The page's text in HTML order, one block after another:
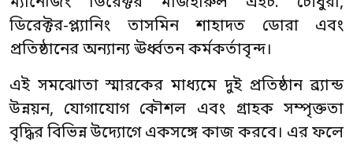
ডিরেক্টর-প্ল্যানিং তাসমিন শাহাদত ডোরা এবং
প্রতিষ্ঠানের অন্যান্য ঊর্ধ্বতন কর্মকর্তাবৃন্দ।
এই সমঝোতা স্মারকের মাধ্যমে দুই প্রতিষ্ঠান ব্র্যান্ড
উন্নয়ন, যোগাযোগ কৌশল এবং গ্রাহক সম্পৃক্ততা
বৃদ্ধির বিভিন্ন উদ্যোগে একসঙ্গে কাজ করবে। এর ফলে